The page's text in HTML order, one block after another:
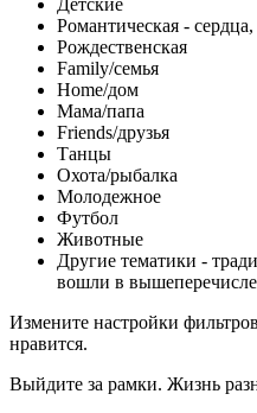
Романтическая -
Рождественская
Family/семья
Home/дом
Мама/папа
Friends/друзья
Танцы
Охота/рыбалка
Молодежное
Футбол
Животные
Другие тематики -
вошли в
Измените настройки
нравится.
Выйдите за рамки. Жизнь